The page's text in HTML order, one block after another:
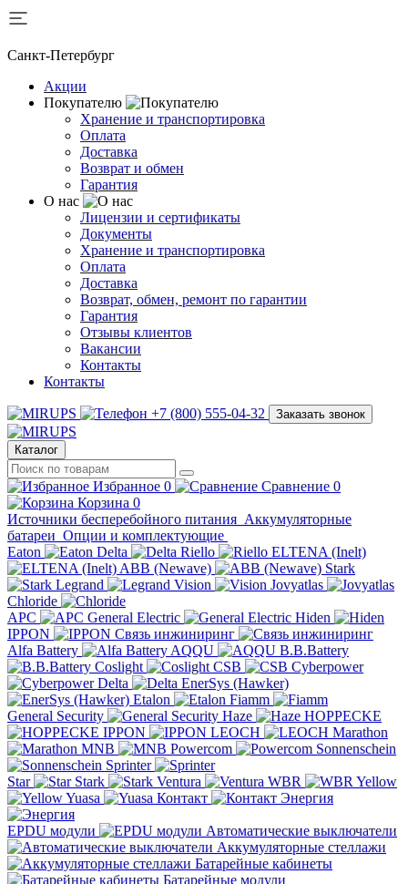
Санкт-Петербург
Акции
Покупателю
Хранение и транспортировка
Оплата
Доставка
Возврат и обмен
Гарантия
О нас
Лицензии и сертификаты
Документы
Хранение и транспортировка
Оплата
Доставка
Возврат, обмен, ремонт по гарантии
Гарантия
Отзывы клиентов
Вакансии
Контакты
Контакты
+7 (800) 555-04-32 Заказать звонок
Каталог
Избранное 0 Сравнение 0
Корзина 0
Источники бесперебойного питания Аккумуляторные
батареи Опции и комплектующие
Eaton
Delta Riello
ELTENA (Inelt)
ABB (Newave)
Stark
Legrand
Vision
Jovyatlas
Chloride
APC
General Electric
Hiden
IPPON
Связь инжиниринг
Alfa Battery
AQQU
B.B.Battery
Coslight
CSB
Cyberpower
Delta
EnerSys (Hawker)
Etalon
Fiamm
General Security
Haze
HOPPECKE
IPPON
LEOCH
Marathon
MNB
Powercom
Sonnenschein
Sprinter
Star
Stark Ventura WBR
Yellow
Yuasa
Контакт Энергия
EPDU модули
Автоматические выключатели
Аккумуляторные стеллажи
Батарейные кабинеты
Батарейные модули